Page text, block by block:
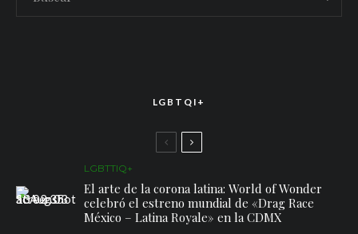
LGBTQI+
LGBTTIQ+
El arte de la corona latina: World of Wonder
celebró el estreno mundial de «Drag Race
México – Latina Royale» en la CDMX